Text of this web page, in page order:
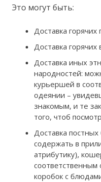
Это могут быть:
Доставка горячих
Доставка горячих
Доставка иных
народностей:
курьершей в
одеянии –
знакомым, и те
того, чтоб
Доставка
содержать в
атрибутику),
коробок с